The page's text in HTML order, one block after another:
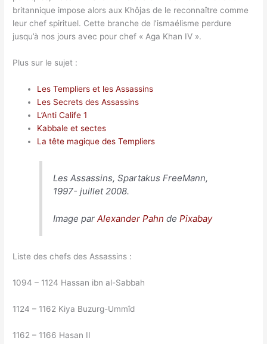
britannique impose alors aux Khôjas de le reconnaître comme
leur chef spirituel. Cette branche de l’ismaélisme perdure
jusqu’à nos jours avec pour chef « Aga Khan IV ».
Plus sur le sujet :
Les Templiers et les Assassins
Les Secrets des Assassins
L’Anti Calife 1
Kabbale et sectes
La tête magique des Templiers
Les Assassins, Spartakus FreeMann,
1997- juillet 2008.
Image parAlexander Pahn dePixabay
Liste des chefs des Assassins :
1094 – 1124 Hassan ibn al-Sabbah
1124 – 1162 Kiya Buzurg-Ummîd
1162 – 1166 Hasan II